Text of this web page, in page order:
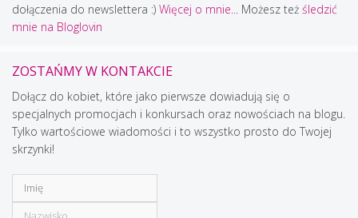
dołączenia do newslettera :) Więcej o mnie... Możesz też śledzić
mnie na Bloglovin
ZOSTAŃMY W KONTAKCIE
Dołącz do kobiet, które jako pierwsze dowiadują się o
specjalnych promocjach i konkursach oraz nowościach na blogu.
Tylko wartościowe wiadomości i to wszystko prosto do Twojej
skrzynki!